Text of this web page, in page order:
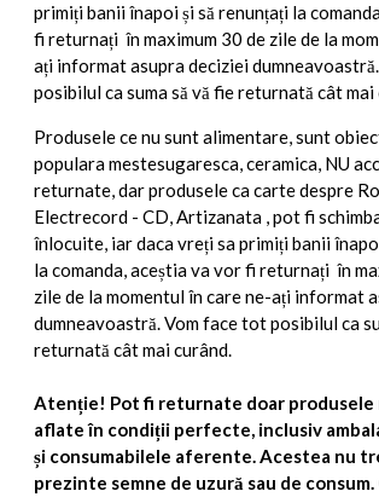
primiți banii înapoi și să renunțați la
fi returnați în maximum 30 de zile de la
ați informat asupra deciziei
posibilul ca suma să vă fie returnată cât mai
Produsele ce nu sunt alimentare, sunt
populara mestesugaresca, ceramica, NU
returnate, dar produsele ca carte despre
Electrecord - CD, Artizanata , pot fi
înlocuite, iar daca vreți sa primiți banii
la comanda, aceștia va vor fi returnați în
zile de la momentul în care ne-ați informat
dumneavoastră. Vom face tot posibilul ca
returnată cât mai curând.
Atenție! Pot fi returnate doar produsele
aflate în condiții perfecte, inclusiv
și consumabilele aferente. Acestea nu
prezinte semne de uzură sau de